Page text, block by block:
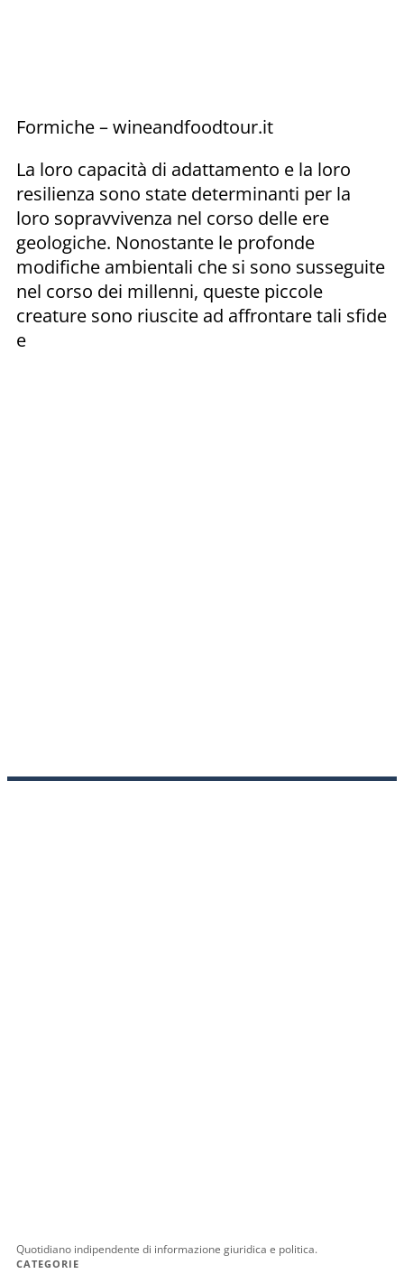
Formiche – wineandfoodtour.it
La loro capacità di adattamento e la loro
resilienza sono state determinanti per la
loro sopravvivenza nel corso delle ere
geologiche. Nonostante le profonde
modifiche ambientali che si sono susseguite
nel corso dei millenni, queste piccole
creature sono riuscite ad affrontare tali sfide
e
Quotidiano indipendente di informazione giuridica e politica.
CATEGORIE